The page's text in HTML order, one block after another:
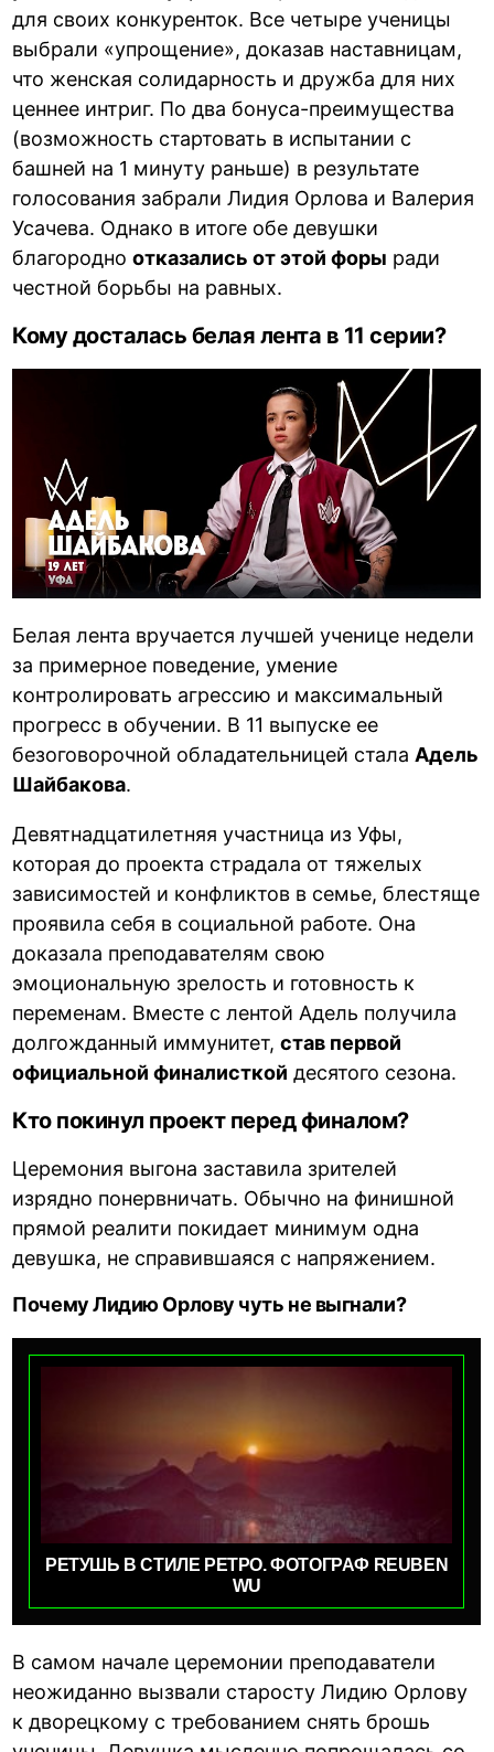
для своих конкуренток. Все четыре ученицы
выбрали «упрощение», доказав наставницам,
что женская солидарность и дружба для них
ценнее интриг. По два бонуса-преимущества
(возможность стартовать в испытании с
башней на 1 минуту раньше) в результате
голосования забрали Лидия Орлова и Валерия
Усачева. Однако в итоге обе девушки
благородноотказались от этой форы ради
честной борьбы на равных.
Кому досталась белая лента в 11 серии?
Белая лента вручается лучшей ученице недели
за примерное поведение, умение
контролировать агрессию и максимальный
прогресс в обучении. В 11 выпуске ее
безоговорочной обладательницей стала Адель
Шайбакова.
Девятнадцатилетняя участница из Уфы,
которая до проекта страдала от тяжелых
зависимостей и конфликтов в семье, блестяще
проявила себя в социальной работе. Она
доказала преподавателям свою
эмоциональную зрелость и готовность к
переменам. Вместе с лентой Адель получила
долгожданный иммунитет,став первой
официальной финалисткой десятого сезона.
Кто покинул проект перед финалом?
Церемония выгона заставила зрителей
изрядно понервничать. Обычно на финишной
прямой реалити покидает минимум одна
девушка, не справившаяся с напряжением.
Почему Лидию Орлову чуть не выгнали?
РЕТУШЬ В СТИЛЕ РЕТРО. ФОТОГРАФ REUBEN
WU
В самом начале церемонии преподаватели
неожиданно вызвали старосту Лидию Орлову
к дворецкому с требованием снять брошь